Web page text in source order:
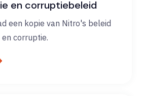
en corruptiebeleid
een kopie van Nitro's beleid
corruptie.